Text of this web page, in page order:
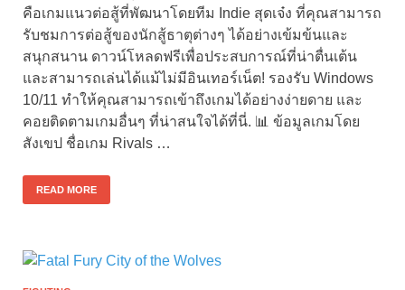
คือเกมแนวต่อสู้ที่พัฒนาโดยทีม Indie สุดเจ๋ง ที่คุณสามารถ
รับชมการต่อสู้ของนักสู้ธาตุต่างๆ ได้อย่างเข้มข้นและ
สนุกสนาน ดาวน์โหลดฟรีเพื่อประสบการณ์ที่น่าตื่นเต้น
และสามารถเล่นได้แม้ไม่มีอินเทอร์เน็ต! รองรับ Windows
10/11 ทำให้คุณสามารถเข้าถึงเกมได้อย่างง่ายดาย และ
คอยติดตามเกมอื่นๆ ที่น่าสนใจได้ที่นี่. 📊 ข้อมูลเกมโดย
สังเขป ชื่อเกม Rivals …
READ MORE